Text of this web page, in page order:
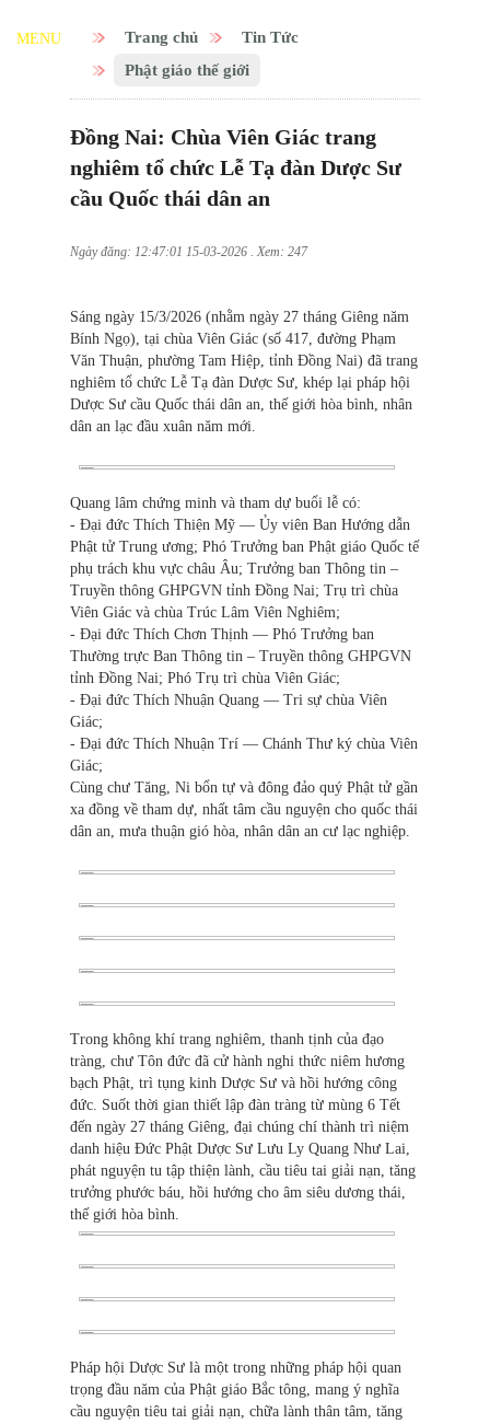
MENU Trang chủ
Tin Tức
Phật giáo thế giới
Đồng Nai: Chùa Viên Giác trang
nghiêm tổ chức Lễ Tạ đàn Dược Sư
cầu Quốc thái dân an
Ngày đăng: 12:47:01 15-03-2026 . Xem: 247
Sáng ngày 15/3/2026 (nhằm ngày 27 tháng Giêng năm
Bính Ngọ), tại chùa Viên Giác (số 417, đường Phạm
Văn Thuận, phường Tam Hiệp, tỉnh Đồng Nai) đã trang
nghiêm tổ chức Lễ Tạ đàn Dược Sư, khép lại pháp hội
Dược Sư cầu Quốc thái dân an, thế giới hòa bình, nhân
dân an lạc đầu xuân năm mới.
Quang lâm chứng minh và tham dự buổi lễ có:
- Đại đức Thích Thiện Mỹ — Ủy viên Ban Hướng dẫn
Phật tử Trung ương; Phó Trưởng ban Phật giáo Quốc tế
phụ trách khu vực châu Âu; Trưởng ban Thông tin –
Truyền thông GHPGVN tỉnh Đồng Nai; Trụ trì chùa
Viên Giác và chùa Trúc Lâm Viên Nghiêm;
- Đại đức Thích Chơn Thịnh — Phó Trưởng ban
Thường trực Ban Thông tin – Truyền thông GHPGVN
tỉnh Đồng Nai; Phó Trụ trì chùa Viên Giác;
- Đại đức Thích Nhuận Quang — Tri sự chùa Viên
Giác;
- Đại đức Thích Nhuận Trí — Chánh Thư ký chùa Viên
Giác;
Cùng chư Tăng, Ni bổn tự và đông đảo quý Phật tử gần
xa đồng về tham dự, nhất tâm cầu nguyện cho quốc thái
dân an, mưa thuận gió hòa, nhân dân an cư lạc nghiệp.
Trong không khí trang nghiêm, thanh tịnh của đạo
tràng, chư Tôn đức đã cử hành nghi thức niêm hương
bạch Phật, trì tụng kinh Dược Sư và hồi hướng công
đức. Suốt thời gian thiết lập đàn tràng từ mùng 6 Tết
đến ngày 27 tháng Giêng, đại chúng chí thành trì niệm
danh hiệu Đức Phật Dược Sư Lưu Ly Quang Như Lai,
phát nguyện tu tập thiện lành, cầu tiêu tai giải nạn, tăng
trưởng phước báu, hồi hướng cho âm siêu dương thái,
thế giới hòa bình.
Pháp hội Dược Sư là một trong những pháp hội quan
trọng đầu năm của Phật giáo Bắc tông, mang ý nghĩa
cầu nguyện tiêu tai giải nạn, chữa lành thân tâm, tăng